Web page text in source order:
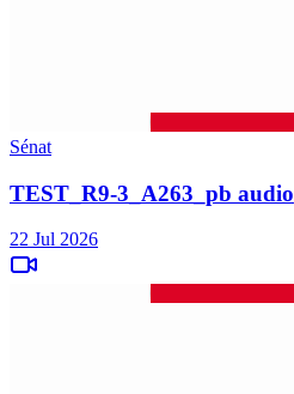
Sénat
TEST_R9-3_A263_pb audio
22 Jul 2026